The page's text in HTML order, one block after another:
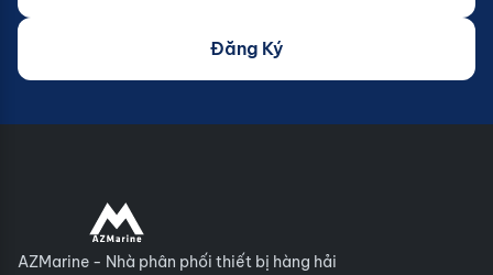
Đăng Ký
AZMarine - Nhà phân phối thiết bị hàng hải